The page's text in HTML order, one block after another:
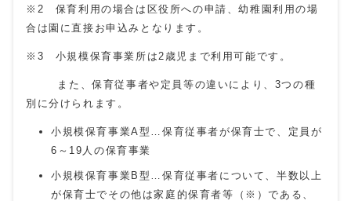
※2 保育利用の場合は区役所への申請、幼稚園利用の場
合は園に直接お申込みとなります。
※3 小規模保育事業所は2歳児まで利用可能です。
また、保育従事者や定員等の違いにより、3つの種
別に分けられます。
小規模保育事業A型…保育従事者が保育士で、定員が
6～19人の保育事業
小規模保育事業B型…保育従事者について、半数以上
が保育士でその他は家庭的保育者等（※）である、